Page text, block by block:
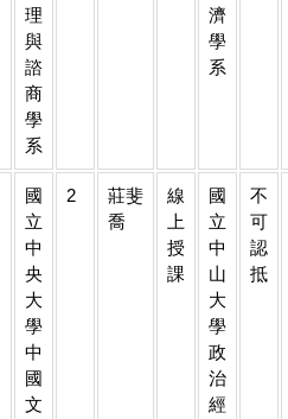
理
與
諮
商
學
系
濟
學
系
國
立
中
央
大
學
中
國
文
2
莊斐
喬
線
上
授
課
國
立
中
山
大
學
政
治
經
不
可
認
抵